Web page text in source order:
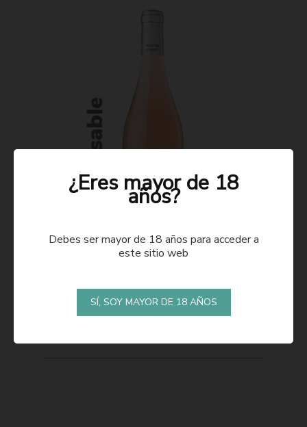
¿Eres mayor de 18
años?
Debes ser mayor de 18 años para acceder a
este sitio web
SÍ, SOY MAYOR DE 18 AÑOS